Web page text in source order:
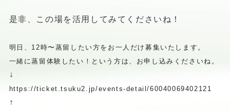
是非、この場を活用してみてくださいね！
明日、12時〜蒸留したい方をお一人だけ募集いたします。
一緒に蒸留体験したい！という方は、お申し込みくださいね。
↓
https://ticket.tsuku2.jp/events-detail/60040069402121
↑